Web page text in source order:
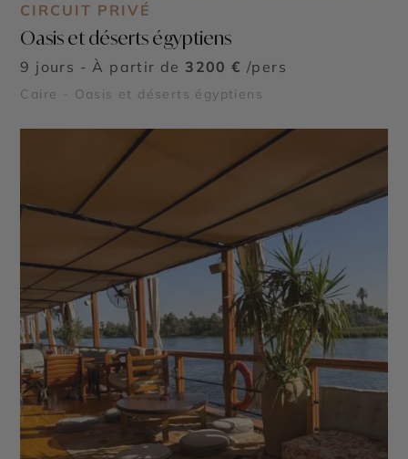
CIRCUIT PRIVÉ
Oasis et déserts égyptiens
9 jours - À partir de 3200 € /pers
Caire - Oasis et déserts égyptiens